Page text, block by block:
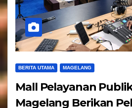
BERITA UTAMA MAGELANG
Mall Pelayanan
Magelang Berikan